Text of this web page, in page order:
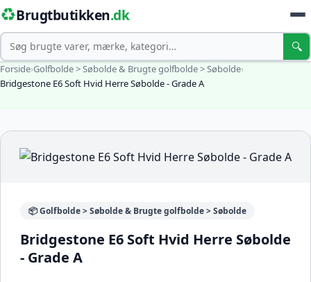
♻️Brugtbutikken.dk
Søg 🔍
Forside›Golfbolde > Søbolde & Brugte golfbolde > Søbolde›
Bridgestone E6 Soft Hvid Herre Søbolde - Grade A
📦 Golfbolde > Søbolde & Brugte golfbolde > Søbolde
Bridgestone E6 Soft Hvid Herre Søbolde
- Grade A